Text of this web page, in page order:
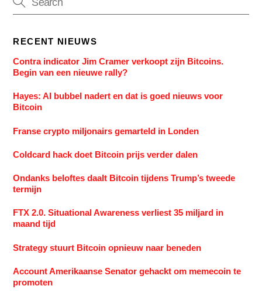
RECENT NIEUWS
Contra indicator Jim Cramer verkoopt zijn Bitcoins.
Begin van een nieuwe rally?
Hayes: AI bubbel nadert en dat is goed nieuws voor
Bitcoin
Franse crypto miljonairs gemarteld in Londen
Coldcard hack doet Bitcoin prijs verder dalen
Ondanks beloftes daalt Bitcoin tijdens Trump’s tweede
termijn
FTX 2.0. Situational Awareness verliest 35 miljard in
maand tijd
Strategy stuurt Bitcoin opnieuw naar beneden
Account Amerikaanse Senator gehackt om memecoin te
promoten